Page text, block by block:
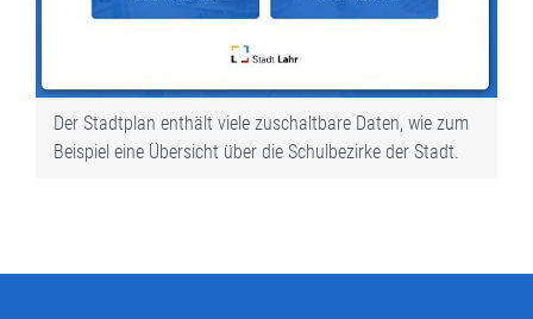
Der Stadtplan enthält viele zuschaltbare Daten, wie zum
Beispiel eine Übersicht über die Schulbezirke der Stadt.